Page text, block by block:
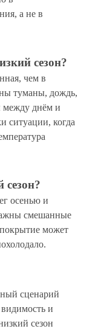
а не в
сезон?
чем в
туманы, дождь,
между днём и
ситуации, когда
осенью и
смешанные
может
сценарий
и
сезон